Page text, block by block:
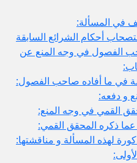
في المسألة:
أحكام الشرائع السابقة
الفصول في وجه المنع عن
في ما أفاده صاحب الفصول:
و دفعه:
القمي في وجه المنع:
ذكره المحقق القمي:
لهذه المسألة و مناقشتها: